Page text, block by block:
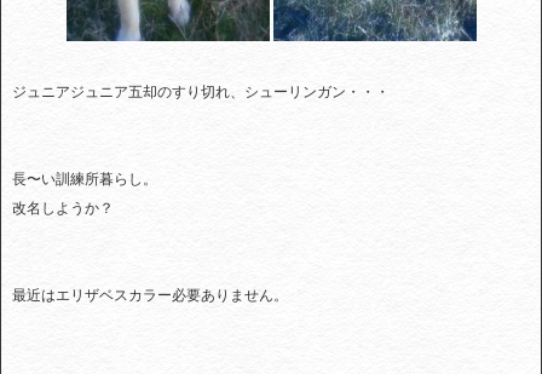
ジュニアジュニア五却のすり切れ、シューリンガン・・・
長〜い訓練所暮らし。
改名しようか？
最近はエリザベスカラー必要ありません。